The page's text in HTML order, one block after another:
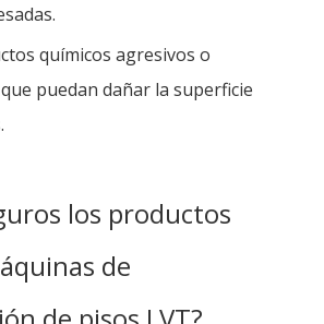
químicos agresivos o
puedan dañar la superficie
los productos
de